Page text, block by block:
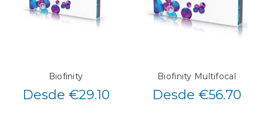
Biofinity
Desde €29.10
Biofinity Multifocal
Desde €56.70